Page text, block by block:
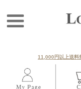
11,000円以上送料